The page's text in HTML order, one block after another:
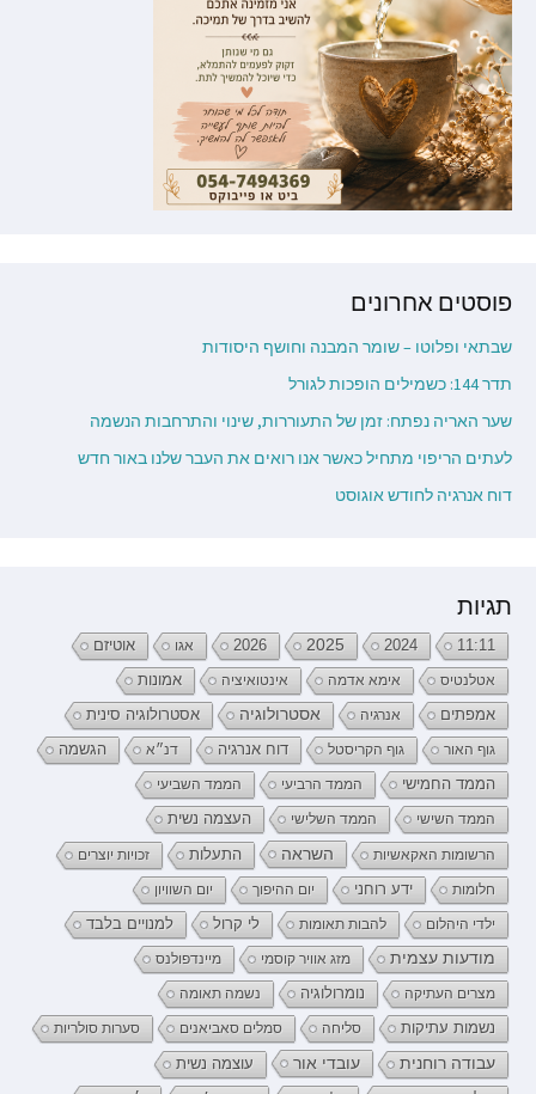
פוסטים אחרונים
שבתאי ופלוטו – שומר המבנה וחושף היסודות
תדר 144: כשמילים הופכות לגורל
שער האריה נפתח: זמן של התעוררות, שינוי והתרחבות הנשמה
לעתים הריפוי מתחיל כאשר אנו רואים את העבר שלנו באור חדש
דוח אנרגיה לחודש אוגוסט
תגיות
11:11
2024
2025
2026 אגו אוטיזם
אטלנטיס אימא אדמה אינטואיציה אמונות
אמפתים אנרגיה אסטרולוגיה אסטרולוגיה סינית
גוף האור גוף הקריסטל דוח אנרגיה דנ״א הגשמה
הממד החמישי הממד הרביעי הממד השביעי
הממד השישי הממד השלישי העצמה נשית
הרשומות האקאשיות השראה התעלות זכויות יוצרים
חלומות ידע רוחני יום ההיפוך יום השוויון
ילדי היהלום להבות תאומות לי קרול למנויים בלבד
מודעות עצמית מזג אוויר קוסמי מיינדפולנס
מצרים העתיקה נומרולוגיה נשמה תאומה
נשמות עתיקות סליחה סמלים סאביאנים סערות סולריות
עבודה רוחנית עובדי אור
עוצמה נשית